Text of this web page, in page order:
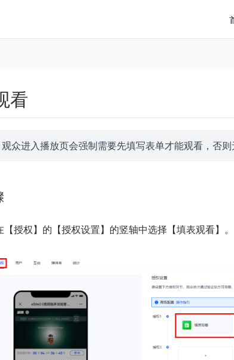
看
众进入播放页会强制需要先填写表单才能观看，否则
授权】的【授权设置】的竖轴中选择【填表观看】。